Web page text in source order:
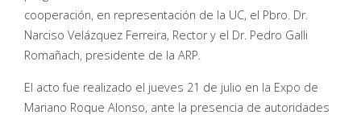
cooperación, en representación de la UC, el Pbro. Dr.
Narciso Velázquez Ferreira, Rector y el Dr. Pedro Galli
Romañach, presidente de la ARP.
El acto fue realizado el jueves 21 de julio en la Expo de
Mariano Roque Alonso, ante la presencia de autoridades